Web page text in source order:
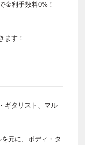
金利手数料0%！
ます！
ギタリスト、マル
元に、ボディ・タ